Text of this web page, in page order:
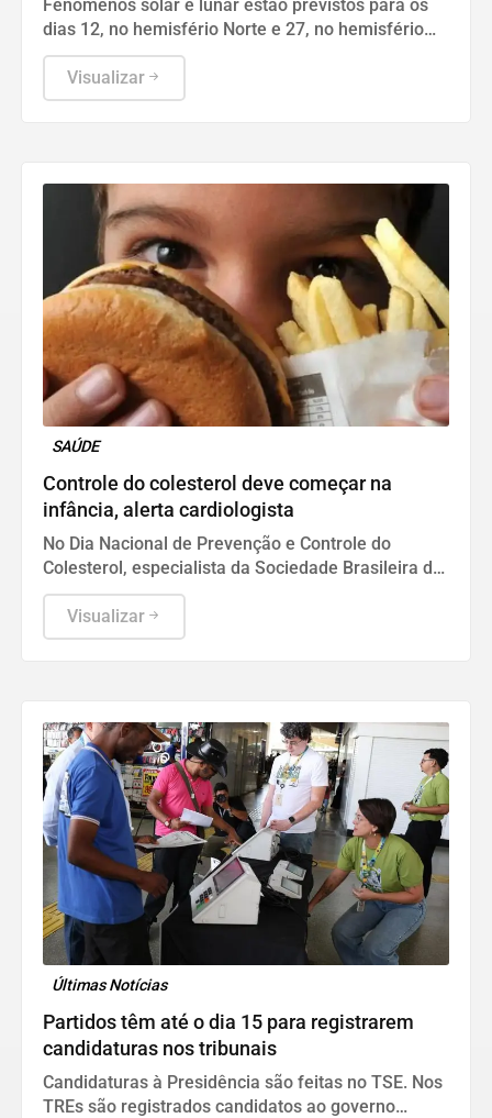
Fenômenos solar e lunar estão previstos para os
dias 12, no hemisfério Norte e 27, no hemisfério
Sul.
Visualizar
SAÚDE
Controle do colesterol deve começar na
infância, alerta cardiologista
No Dia Nacional de Prevenção e Controle do
Colesterol, especialista da Sociedade Brasileira de
Cardiologia recomenda exame preventivo aos 10
anos, alimentação equilibrada e atividade física.
Também alerta para os riscos da interrupção do
Visualizar
Últimas Notícias
Partidos têm até o dia 15 para registrarem
candidaturas nos tribunais
Candidaturas à Presidência são feitas no TSE. Nos
TREs são registrados candidatos ao governo